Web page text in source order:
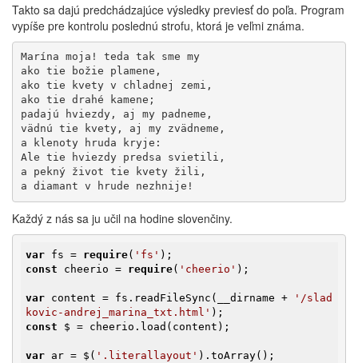
Takto sa dajú predchádzajúce výsledky previesť do poľa. Program
vypíše pre kontrolu poslednú strofu, ktorá je veľmi známa.
Marína moja! teda tak sme my
ako tie božie plamene,
ako tie kvety v chladnej zemi,
ako tie drahé kamene;
padajú hviezdy, aj my padneme,
vädnú tie kvety, aj my zvädneme,
a klenoty hruda kryje:
Ale tie hviezdy predsa svietili,
a pekný život tie kvety žili,
a diamant v hrude nezhnije!
Každý z nás sa ju učil na hodine slovenčiny.
var fs = require( 'fs'
const cheerio = require( 'cheerio' );
var content = fs.readFileSync(__dirname +
'/slad
kovic-andrej_marina_txt.html'
const $ = cheerio.load(content);
var ar = $( '.literallayout' ).toArray();